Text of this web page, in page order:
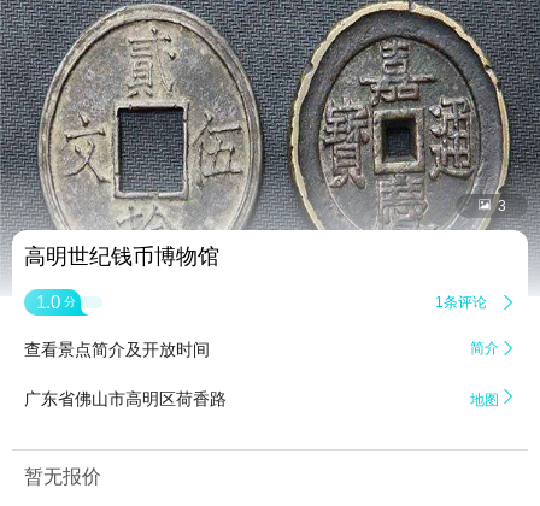
 3
高明世纪钱币博物馆
1.0 分 1条评论 
查看景点简介及开放时间 简介 
广东省佛山市高明区荷香路 地图 
暂无报价
